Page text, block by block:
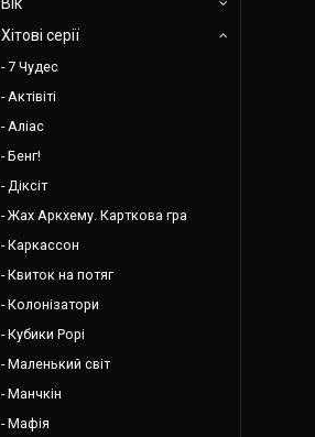
Хітові серії
7 Чудес
Актівіті
Аліас
Бенг!
Діксіт
Жах Аркхему. Карткова гра
Каркассон
Квиток на потяг
Колонізатори
Кубики Рорі
Маленький світ
Манчкін
Мафія